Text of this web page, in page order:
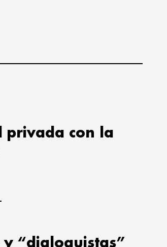
privada con la
“dialoguistas”